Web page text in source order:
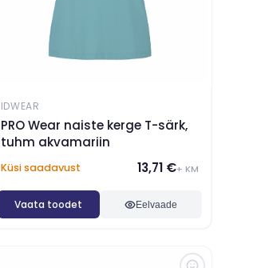
IDWEAR
PRO Wear naiste kerge T-särk,
tuhm akvamariin
Küsi saadavust 13,71 €+ KM
Vaata toodet Eelvaade